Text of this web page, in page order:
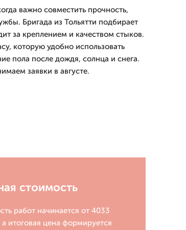
важно совместить прочность,
Бригада из Тольятти подбирает
за креплением и качеством стыков.
которую удобно использовать
пола после дождя, солнца и снега.
заявки в августе.
стоимость
работ начинается от 4033
а итоговая цена формируется